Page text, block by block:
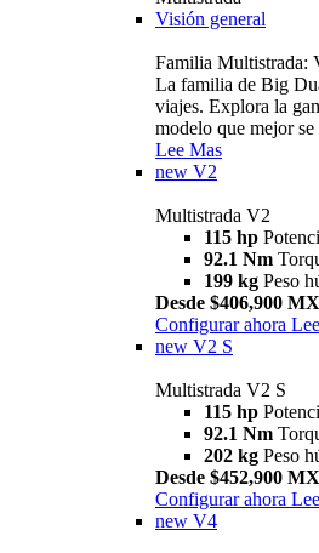
Visión general
Familia Multistrada:
La familia de Big
viajes. Explora la
modelo que mejor se
Lee Mas
new V2
Multistrada V2
115 hp
92.1 Nm
199 kg Peso
Desde $406,900
Configurar ahora
new V2 S
Multistrada V2 S
115 hp
92.1 Nm
202 kg Peso
Desde $452,900
Configurar ahora
new V4